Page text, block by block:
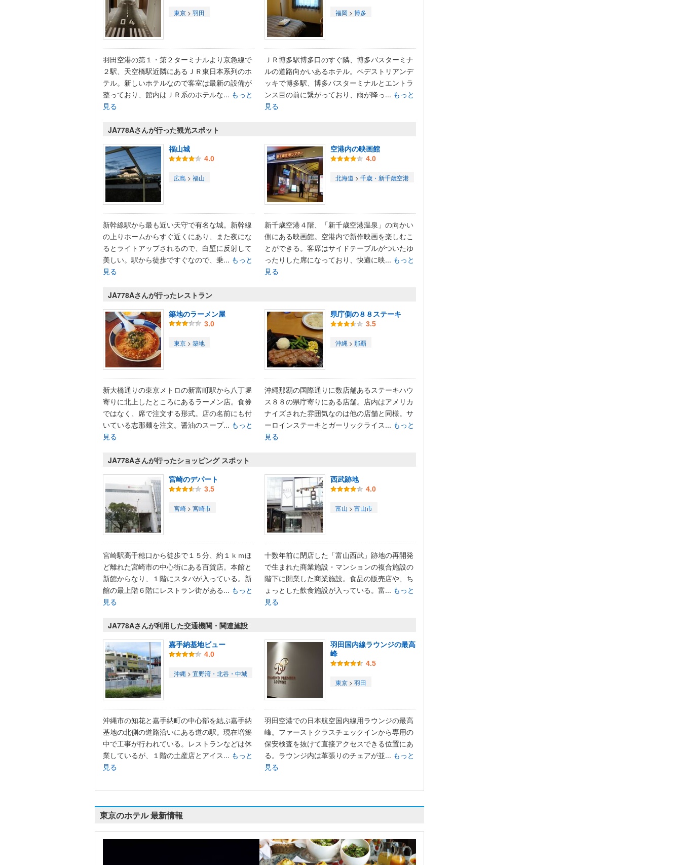
東京 > 羽田
羽田空港の第１・第２ターミナルより京急線で
２駅、天空橋駅近隣にあるＪＲ東日本系列のホ
テル。新しいホテルなので客室は最新の設備が
整っており、館内はＪＲ系のホテルな... もっと
見る
福岡 > 博多
ＪＲ博多駅博多口のすぐ隣、博多バスターミナ
ルの道路向かいあるホテル。ペデストリアンデ
ッキで博多駅、博多バスターミナルとエントラ
ンス目の前に繋がっており、雨が降っ... もっと
見る
JA778Aさんが行った観光スポット
福山城
4.0
広島 > 福山
新幹線駅から最も近い天守で有名な城。新幹線
の上りホームからすぐ近くにあり、また夜にな
るとライトアップされるので、白壁に反射して
美しい。駅から徒歩ですぐなので、乗... もっと
見る
空港内の映画館
4.0
北海道 > 千歳・新千歳空港
新千歳空港４階、「新千歳空港温泉」の向かい
側にある映画館。空港内で新作映画を楽しむこ
とができる。客席はサイドテーブルがついたゆ
ったりした席になっており、快適に映... もっと
見る
JA778Aさんが行ったレストラン
築地のラーメン屋
3.0
東京 > 築地
新大橋通りの東京メトロの新富町駅から八丁堀
寄りに北上したところにあるラーメン店。食券
ではなく、席で注文する形式。店の名前にも付
いている志那麺を注文。醤油のスープ... もっと
見る
県庁側の８８ステーキ
3.5
沖縄 > 那覇
沖縄那覇の国際通りに数店舗あるステーキハウ
ス８８の県庁寄りにある店舗。店内はアメリカ
ナイズされた雰囲気なのは他の店舗と同様。サ
ーロインステーキとガーリックライス... もっと
見る
JA778Aさんが行ったショッピング スポット
宮崎のデパート
3.5
宮崎 > 宮崎市
宮崎駅高千穂口から徒歩で１５分、約１ｋｍほ
ど離れた宮崎市の中心街にある百貨店。本館と
新館からなり、１階にスタバが入っている。新
館の最上階６階にレストラン街がある... もっと
見る
西武跡地
4.0
富山 > 富山市
十数年前に閉店した「富山西武」跡地の再開発
で生まれた商業施設・マンションの複合施設の
階下に開業した商業施設。食品の販売店や、ち
ょっとした飲食施設が入っている。富... もっと
見る
JA778Aさんが利用した交通機関・関連施設
嘉手納基地ビュー
4.0
沖縄 > 宜野湾・北谷・中城
沖縄市の知花と嘉手納町の中心部を結ぶ嘉手納
基地の北側の道路沿いにある道の駅。現在増築
中で工事が行われている。レストランなどは休
業しているが、１階の土産店とアイス... もっと
見る
羽田国内線ラウンジの最高
峰
4.5
東京 > 羽田
羽田空港での日本航空国内線用ラウンジの最高
峰。ファーストクラスチェックインから専用の
保安検査を抜けて直接アクセスできる位置にあ
る。ラウンジ内は革張りのチェアが並... もっと
見る
東京のホテル 最新情報